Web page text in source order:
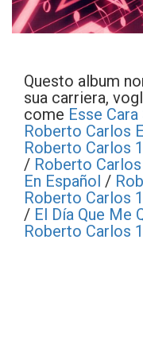
Questo album
sua carriera,
come Esse Cara
Roberto Carlos
Roberto Carlos
/ Roberto
En Español /
Roberto Carlos
/ El Día Que Me
Roberto Carlos